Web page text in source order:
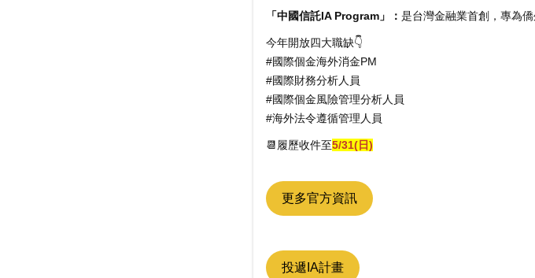
「中國信託IA Program」： 是台灣金融業首創，專為
今年開放四大職缺👇
#國際個金海外消金PM
#國際財務分析人員
#國際個金風險管理分析人員
#海外法令遵循管理人員
📆履歷收件至5/31(日)
更多官方資訊
投遞IA計畫